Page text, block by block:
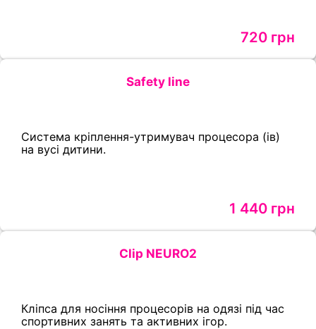
720 грн
Safety line
Система кріплення-утримувач процесора (ів)
на вусі дитини.
1 440 грн
Clip NEURO2
Кліпса для носіння процесорів на одязі під час
спортивних занять та активних ігор.